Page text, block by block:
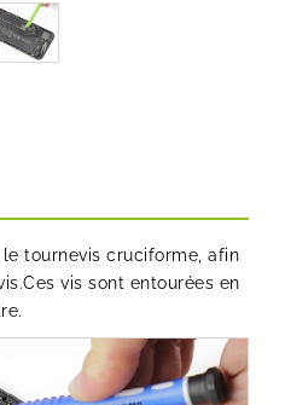
le tournevis cruciforme, afin
vis sont entourées en